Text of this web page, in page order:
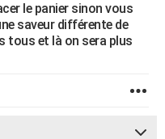
le panier sinon vous
saveur différente de
tous et là on sera plus